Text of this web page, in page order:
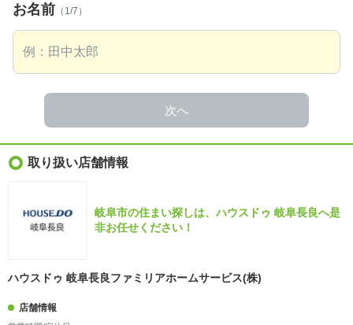
お名前 （1/7）
次へ
取り扱い店舗情報
岐阜市の住まい探しは、ハウスドゥ 岐阜長良へ是
非お任せください！
ハウスドゥ 岐阜長良ファミリアホームサービス(株)
店舗情報